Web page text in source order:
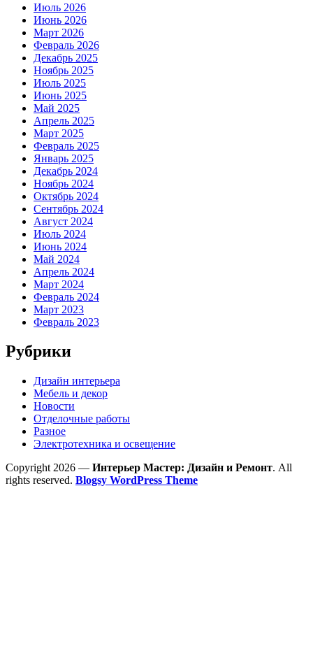
Июль 2026
Июнь 2026
Март 2026
Февраль 2026
Декабрь 2025
Ноябрь 2025
Июль 2025
Июнь 2025
Май 2025
Апрель 2025
Март 2025
Февраль 2025
Январь 2025
Декабрь 2024
Ноябрь 2024
Октябрь 2024
Сентябрь 2024
Август 2024
Июль 2024
Июнь 2024
Май 2024
Апрель 2024
Март 2024
Февраль 2024
Март 2023
Февраль 2023
Рубрики
Дизайн интерьера
Мебель и декор
Новости
Отделочные работы
Разное
Электротехника и освещение
Copyright 2026 — Интерьер Мастер: Дизайн и Ремонт. All
rights reserved. Blogsy WordPress Theme